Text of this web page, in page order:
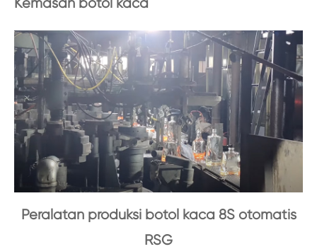
Kemasan botol kaca
Peralatan produksi botol kaca 8S otomatis
RSG